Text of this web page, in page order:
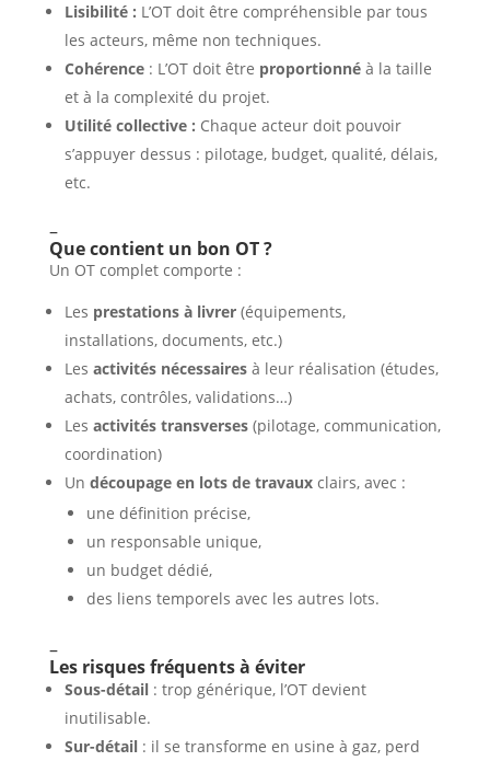
Lisibilité : L’OT doit être compréhensible par tous
les acteurs, même non techniques.
Cohérence: L’OT doit être proportionnéà la taille
et à la complexité du projet.
Utilité collective : Chaque acteur doit pouvoir
s’appuyer dessus : pilotage, budget, qualité, délais,
etc.
–
Que contient un bon OT ?
Un OT complet comporte :
Les prestations à livrer(équipements,
installations, documents, etc.)
Les activités nécessairesà leur réalisation (études,
achats, contrôles, validations…)
Les activités transverses(pilotage, communication,
coordination)
Un découpage en lots de travauxclairs, avec :
une définition précise,
un responsable unique,
un budget dédié,
des liens temporels avec les autres lots.
–
Les risques fréquents à éviter
Sous-détail: trop générique, l’OT devient
inutilisable.
Sur-détail: il se transforme en usine à gaz, perd